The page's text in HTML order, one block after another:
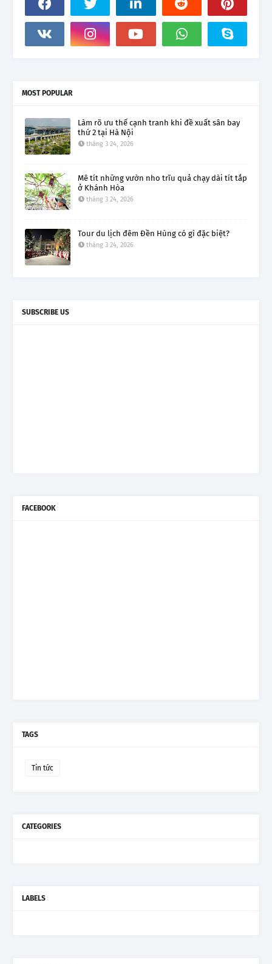
MOST POPULAR
Làm rõ ưu thế cạnh tranh khi đề xuất sân bay
thứ 2 tại Hà Nội
tháng 3 24, 2026
Mê tít những vườn nho trĩu quả chạy dài tít tắp
ở Khánh Hòa
tháng 3 24, 2026
Tour du lịch đêm Đền Hùng có gì đặc biệt?
tháng 3 24, 2026
SUBSCRIBE US
FACEBOOK
TAGS
Tin tức
CATEGORIES
LABELS